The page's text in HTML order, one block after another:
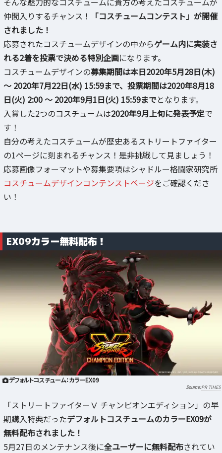
仲間入りするチャンス！
「コスチュームコンテスト」が開催
されました！
応募されたコスチュームデザインの中からゲーム内に実装さ
れる2着を投票で決める特別企画になります。
コスチュームデザインの募集期間は本日2020年5月28日(木)
～ 2020年7月22日(水) 15:59まで、投票期間は2020年8月18
日(火) 2:00 ～ 2020年9月1日(火) 15:59までとなります。
入賞した2つのコスチュームは2020年9月上旬に発表予定で
す！
自分の考えたコスチュームが歴史あるストリートファイター
の1ページに刻まれるチャンス！是非挑戦して見ましょう！
応募画像フォーマットや募集要項はシャドルー格闘家研究所
コスチュームデザインコンテンストページをご確認くださ
い！
EX09カラー無料配布！
デフォルトコスチューム：カラーEX09
PR TIMES
「ストリートファイターⅤ チャンピオンエディション」の早
期購入特典だったデフォルトコスチュームのカラーEX09が
無料配布されました！
5月27日のメンテナンス後に全ユーザーに無料配布されてい